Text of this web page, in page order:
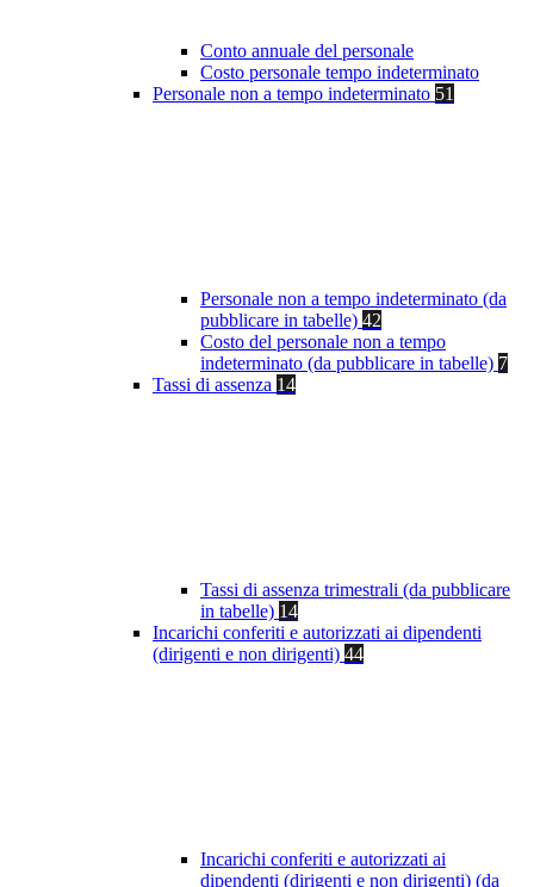
Conto annuale del personale
Costo personale tempo indeterminato
Personale non a tempo indeterminato 51
Personale non a tempo indeterminato (da
pubblicare in tabelle) 42
Costo del personale non a tempo
indeterminato (da pubblicare in tabelle) 7
Tassi di assenza 14
Tassi di assenza trimestrali (da pubblicare
in tabelle) 14
Incarichi conferiti e autorizzati ai dipendenti
(dirigenti e non dirigenti) 44
Incarichi conferiti e autorizzati ai
dipendenti (dirigenti e non dirigenti) (da